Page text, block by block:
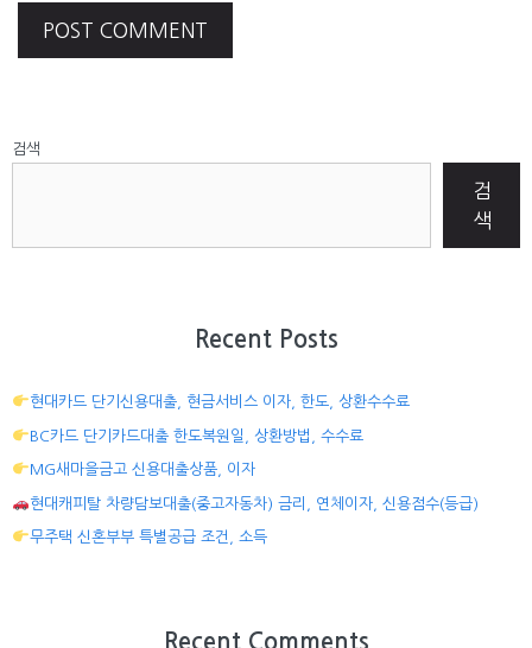
검색
검
색
Recent Posts
현대카드 단기신용대출, 현금서비스 이자, 한도, 상환수수료
BC카드 단기카드대출 한도복원일, 상환방법, 수수료
MG새마을금고 신용대출상품, 이자
현대캐피탈 차량담보대출(중고자동차) 금리, 연체이자, 신용점수(등급)
무주택 신혼부부 특별공급 조건, 소득
Recent Comments